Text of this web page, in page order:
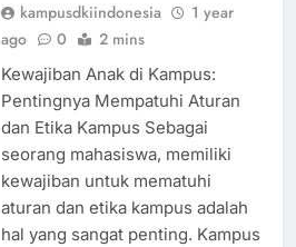
kampusdkiindonesia
1 year
ago
0 2 mins
Kewajiban Anak di Kampus:
Pentingnya Mempatuhi Aturan
dan Etika Kampus Sebagai
seorang mahasiswa, memiliki
kewajiban untuk mematuhi
aturan dan etika kampus adalah
hal yang sangat penting. Kampus